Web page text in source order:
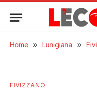
Home » Lunigiana »
FIVIZZANO